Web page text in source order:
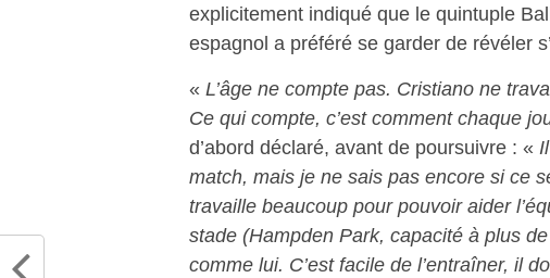
explicitement indiqué que le quintuple
espagnol a préféré se garder de révéler
« L’âge ne compte pas. Cristiano ne
Ce qui compte, c’est comment chaque
d’abord déclaré, avant de poursuivre : «
match, mais je ne sais pas encore si ce
travaille beaucoup pour pouvoir aider
stade (Hampden Park, capacité à plus
comme lui. C’est facile de l’entraîner, il